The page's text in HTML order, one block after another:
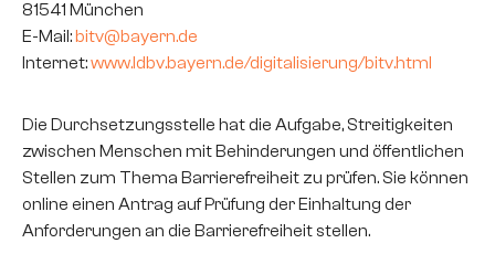
81541 München
E-Mail:bitv@bayern.de
Internet:www.ldbv.bayern.de/digitalisierung/bitv.html
Die Durchsetzungsstelle hat die Aufgabe, Streitigkeiten
zwischen Menschen mit Behinderungen und öffentlichen
Stellen zum Thema Barrierefreiheit zu prüfen. Sie können
online einen Antrag auf Prüfung der Einhaltung der
Anforderungen an die Barrierefreiheit stellen.